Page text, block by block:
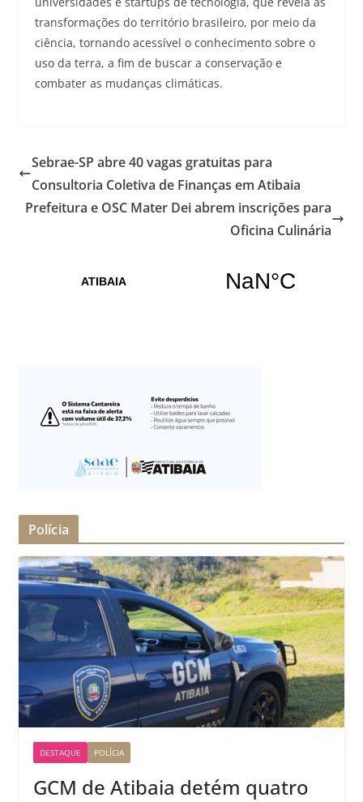
transformações do território brasileiro, por meio da
ciência, tornando acessível o conhecimento sobre o
uso da terra, a fim de buscar a conservação e
combater as mudanças climáticas.
Sebrae-SP abre 40 vagas gratuitas para
Consultoria Coletiva de Finanças em Atibaia
Prefeitura e OSC Mater Dei abrem inscrições para
Oficina Culinária
Polícia
DESTAQUE POLÍCIA
GCM de Atibaia detém quatro